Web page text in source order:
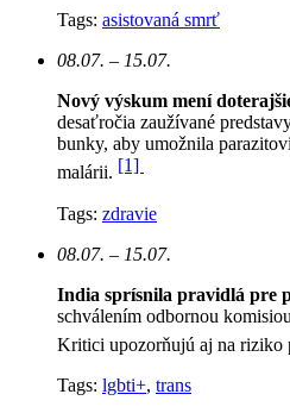
Tags: asistovaná smrť
08.07. – 15.07.
Nový výskum mení
desaťročia zaužívané
bunky, aby umožnila
malárii. [1]
Tags: zdravie
08.07. – 15.07.
India sprísnila pravidlá pre
schválením odbornou
Kritici upozorňujú aj na riziko
Tags: lgbti+, trans